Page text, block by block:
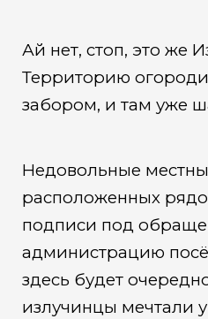
Ай нет, стоп, это же
Территорию
забором, и там уже
Недовольные
расположенных
подписи под
администрацию
здесь будет
излучинцы мечтали